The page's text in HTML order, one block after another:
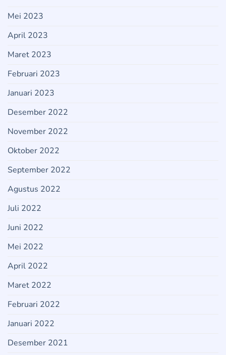
Mei 2023
April 2023
Maret 2023
Februari 2023
Januari 2023
Desember 2022
November 2022
Oktober 2022
September 2022
Agustus 2022
Juli 2022
Juni 2022
Mei 2022
April 2022
Maret 2022
Februari 2022
Januari 2022
Desember 2021